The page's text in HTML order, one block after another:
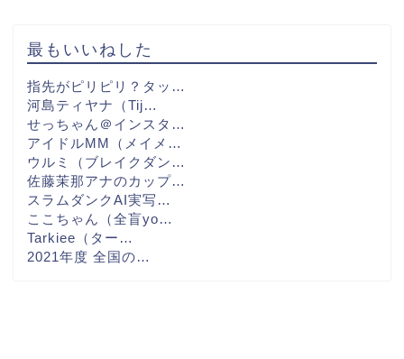
最もいいねした
指先がピリピリ？タッ…
河島ティヤナ（Tij…
せっちゃん＠インスタ…
アイドルMM（メイメ…
ウルミ（ブレイクダン…
佐藤茉那アナのカップ…
スラムダンクAI実写…
ここちゃん（全盲yo…
Tarkiee（ター…
2021年度 全国の…